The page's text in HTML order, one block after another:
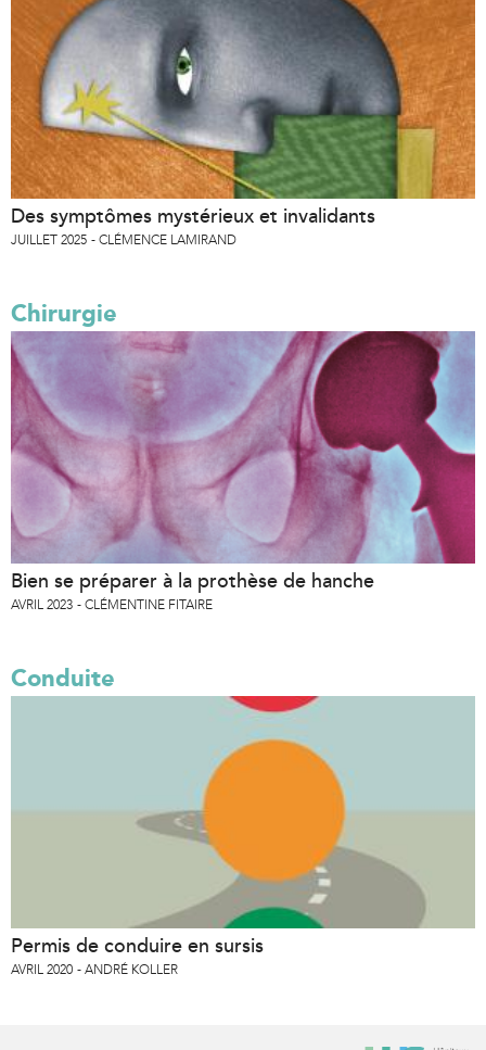
Des symptômes mystérieux et invalidants
JUILLET 2025 CLÉMENCE LAMIRAND
Chirurgie
Bien se préparer à la prothèse de hanche
AVRIL 2023 CLÉMENTINE FITAIRE
Conduite
Permis de conduire en sursis
AVRIL 2020 ANDRÉ KOLLER